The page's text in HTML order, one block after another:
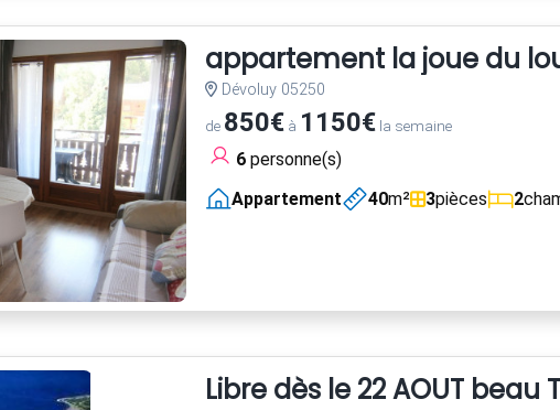
appartement la joue du
Dévoluy 05250
de 850€à 1150€la semaine
6personne(s)
Appartement
40m² 3pièces 2
Libre dès le 22 AOUT